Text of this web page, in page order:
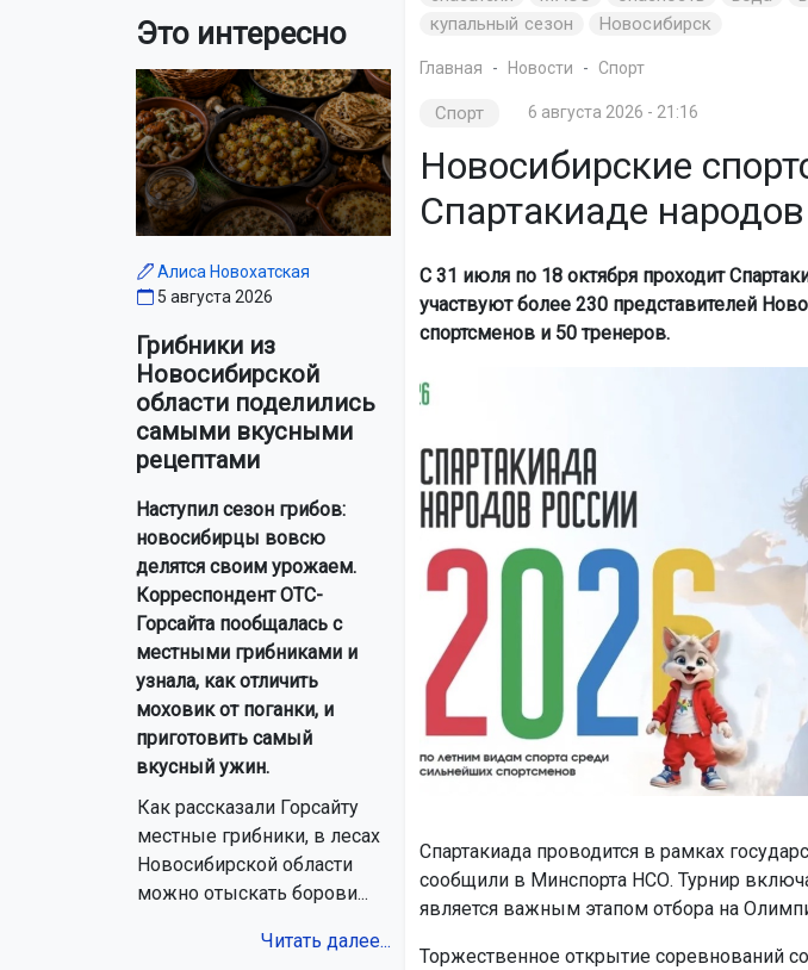
Это интересно
Алиса Новохатская
5 августа 2026
Грибники из
Новосибирской
области поделились
самыми вкусными
рецептами
Наступил сезон грибов:
новосибирцы вовсю
делятся своим урожаем.
Корреспондент ОТС-
Горсайта пообщалась с
местными грибниками и
узнала, как отличить
моховик от поганки, и
приготовить самый
вкусный ужин.
Как рассказали Горсайту
местные грибники, в лесах
Новосибирской области
можно отыскать борови...
Читать далее...
купальный сезон
Новосибирск
Главная Новости Спорт
Спорт 6 августа 2026 - 21:16
Новосибирские
Спартакиаде
С 31 июля по 18 октября проходит
участвуют более 230 представителей
спортсменов и 50 тренеров.
Спартакиада проводится в рамках
сообщили в Минспорта НСО. Турнир
является важным этапом отбора на
Торжественное открытие соревнований